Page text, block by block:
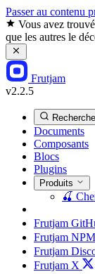
Passer au contenu
Vous avez
que les autres le
Frutjam
v2.2.5
Documents
Composants
Blocs
Plugins
Produits
🍒
Frutjam
Frutjam NPM
Frutjam
Frutjam X